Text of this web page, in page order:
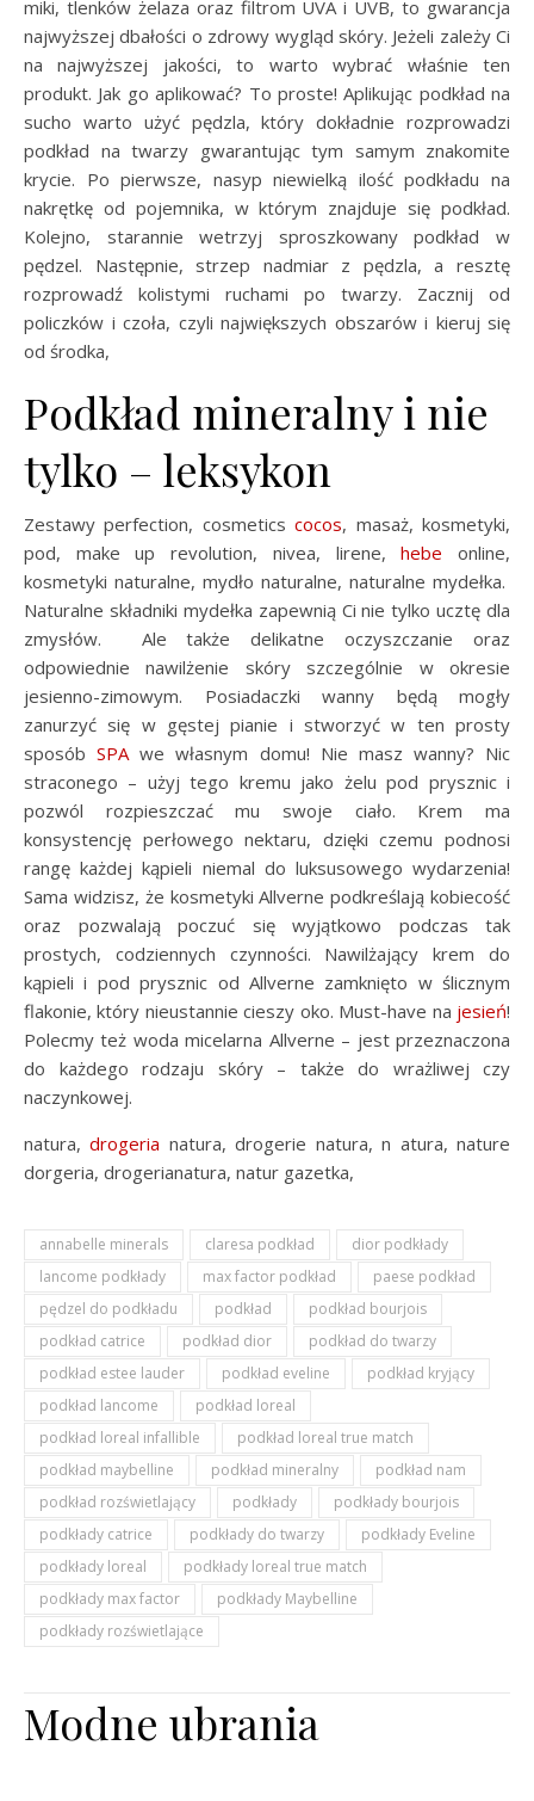
miki, tlenków żelaza oraz filtrom UVA i UVB, to gwarancja
najwyższej dbałości o zdrowy wygląd skóry. Jeżeli zależy Ci
na najwyższej jakości, to warto wybrać właśnie ten
produkt. Jak go aplikować? To proste! Aplikując podkład na
sucho warto użyć pędzla, który dokładnie rozprowadzi
podkład na twarzy gwarantując tym samym znakomite
krycie. Po pierwsze, nasyp niewielką ilość podkładu na
nakrętkę od pojemnika, w którym znajduje się podkład.
Kolejno, starannie wetrzyj sproszkowany podkład w
pędzel. Następnie, strzep nadmiar z pędzla, a resztę
rozprowadź kolistymi ruchami po twarzy. Zacznij od
policzków i czoła, czyli największych obszarów i kieruj się
od środka,
Podkład mineralny i nie
tylko – leksykon
Zestawy perfection, cosmeticscocos, masaż, kosmetyki,
pod, make up revolution, nivea, lirene,hebe online,
kosmetyki naturalne, mydło naturalne, naturalne mydełka.
Naturalne składniki mydełka zapewnią Ci nie tylko ucztę dla
zmysłów. Ale także delikatne oczyszczanie oraz
odpowiednie nawilżenie skóry szczególnie w okresie
jesienno-zimowym. Posiadaczki wanny będą mogły
zanurzyć się w gęstej pianie i stworzyć w ten prosty
sposóbSPA we własnym domu! Nie masz wanny? Nic
straconego – użyj tego kremu jako żelu pod prysznic i
pozwól rozpieszczać mu swoje ciało. Krem ma
konsystencję perłowego nektaru, dzięki czemu podnosi
rangę każdej kąpieli niemal do luksusowego wydarzenia!
Sama widzisz, że kosmetyki Allverne podkreślają kobiecość
oraz pozwalają poczuć się wyjątkowo podczas tak
prostych, codziennych czynności. Nawilżający krem do
kąpieli i pod prysznic od Allverne zamknięto w ślicznym
flakonie, który nieustannie cieszy oko. Must-have na jesień!
Polecmy też woda micelarna Allverne – jest przeznaczona
do każdego rodzaju skóry – także do wrażliwej czy
naczynkowej.
natura,drogeria natura, drogerie natura, n atura, nature
dorgeria, drogerianatura, natur gazetka,
annabelle minerals claresa podkład
dior podkłady
lancome podkłady
max factor podkład
paese podkład
pędzel do podkładu
podkład
podkład bourjois
podkład catrice
podkład dior
podkład do twarzy
podkład estee lauder
podkład eveline
podkład kryjący
podkład lancome
podkład loreal
podkład loreal infallible
podkład loreal true match
podkład maybelline
podkład mineralny
podkład nam
podkład rozświetlający
podkłady
podkłady bourjois
podkłady catrice
podkłady do twarzy
podkłady Eveline
podkłady loreal
podkłady loreal true match
podkłady max factor
podkłady Maybelline
podkłady rozświetlające
Modne ubrania